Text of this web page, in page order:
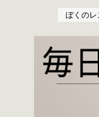
ぼくの